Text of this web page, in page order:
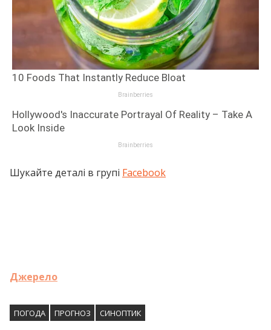
Шукайте деталі в групі Facebook
Джерело
ПОГОДА ПРОГНОЗ СИНОПТИК